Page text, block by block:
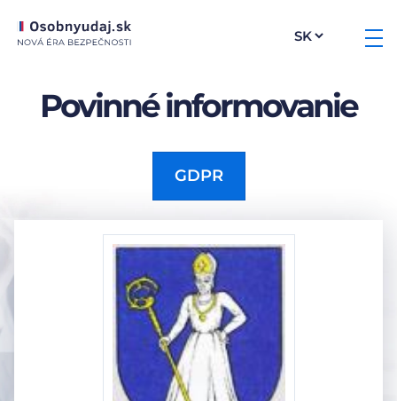
Povinné informovanie
GDPR